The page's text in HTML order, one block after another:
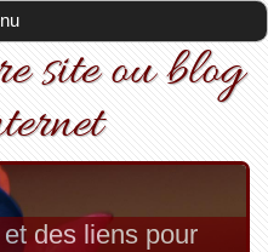
site ou blog
des liens pour